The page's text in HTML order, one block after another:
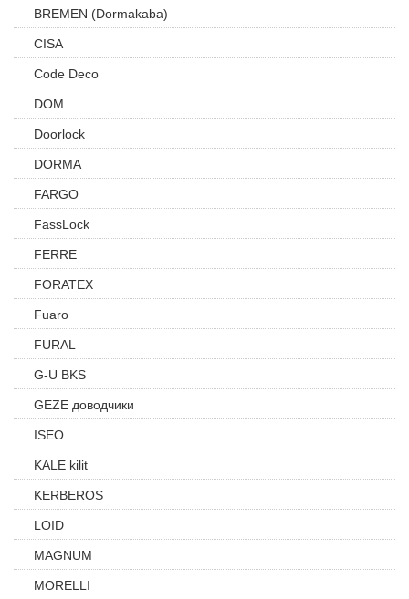
BREMEN (Dormakaba)
CISA
Code Deco
DOM
Doorlock
DORMA
FARGO
FassLock
FERRE
FORATEX
Fuaro
FURAL
G-U BKS
GEZE доводчики
ISEO
KALE kilit
KERBEROS
LOID
MAGNUM
MORELLI